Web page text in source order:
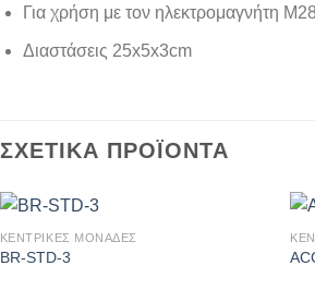
Για χρήση με τον ηλεκτρομαγνήτη
Διαστάσεις 25x5x3cm
ΣΧΕΤΙΚΆ ΠΡΟΪΌΝΤΑ
ΚΕΝΤΡΙΚΕΣ ΜΟΝΑΔΕΣ
BR-STD-3